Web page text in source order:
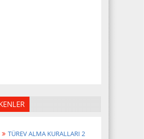
TÜREV ALMA KURALLARI 2